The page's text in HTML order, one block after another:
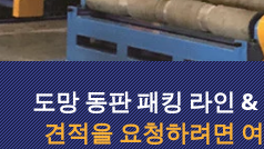
도망 동판 패킹 라인
견적을 요청하려면